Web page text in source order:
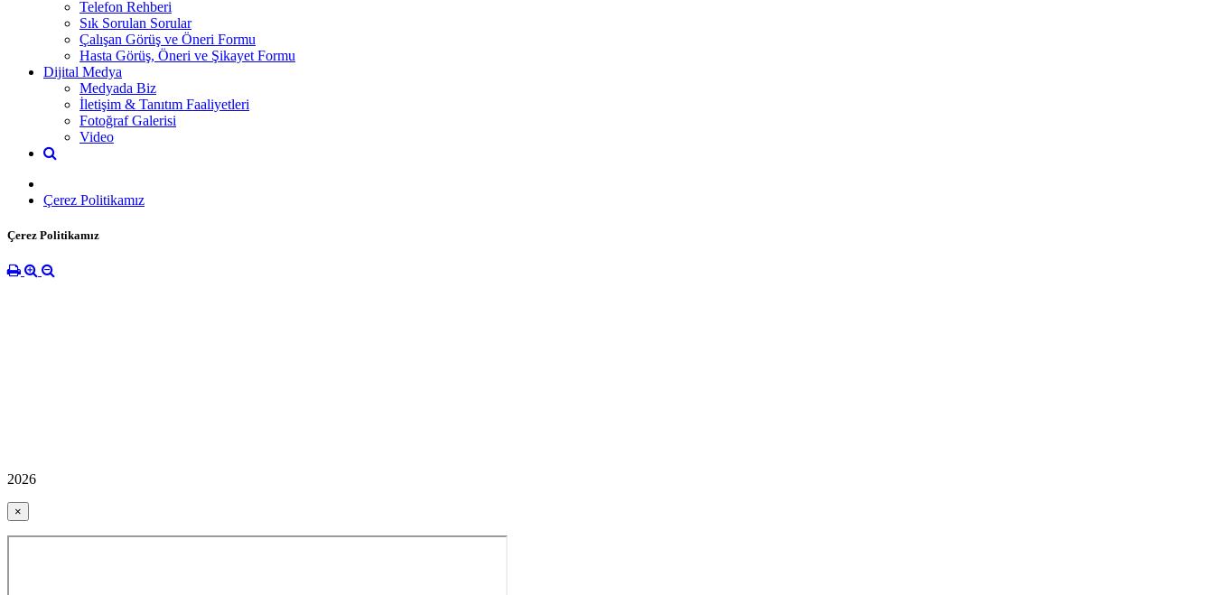
Telefon Rehberi
Sık Sorulan Sorular
Çalışan Görüş ve Öneri Formu
Hasta Görüş, Öneri ve Şikayet Formu
Dijital Medya
Medyada Biz
İletişim & Tanıtım Faaliyetleri
Fotoğraf Galerisi
Video
Çerez Politikamız
Çerez Politikamız
2026
×